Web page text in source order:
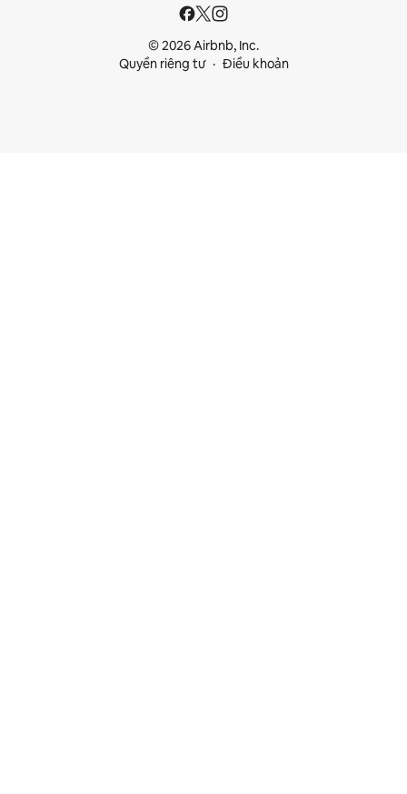
© 2026 Airbnb, Inc.
Quyền riêng tư
Điều khoản